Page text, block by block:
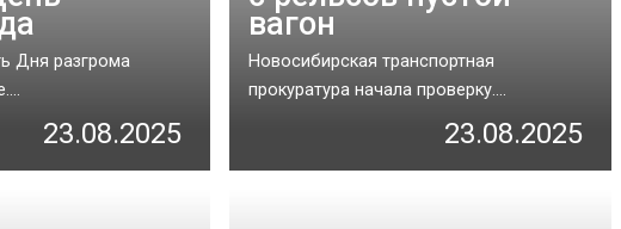
Дня разгрома
23.08.2025
вагон
Новосибирская транспортная
прокуратура начала проверку....
23.08.2025